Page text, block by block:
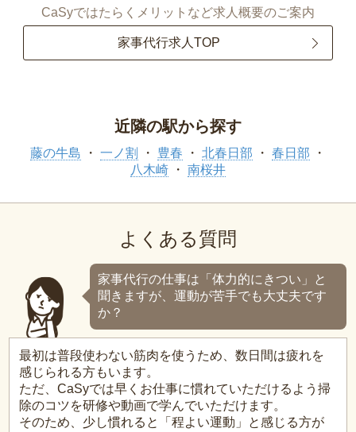
CaSyではたらくメリットなど求人概要のご案内
家事代行求人TOP
近隣の駅から探す
藤の牛島 一ノ割 豊春 北春日部
春日部
八木崎
南桜井
よくある質問
家事代行の仕事は「体力的にきつい」と
聞きますが、運動が苦手でも大丈夫です
か？
最初は普段使わない筋肉を使うため、数日間は疲れを
感じられる方もいます。
ただ、CaSyでは早くお仕事に慣れていただけるよう掃
除のコツを研修や動画で学んでいただけます。
そのため、少し慣れると「程よい運動」と感じる方が